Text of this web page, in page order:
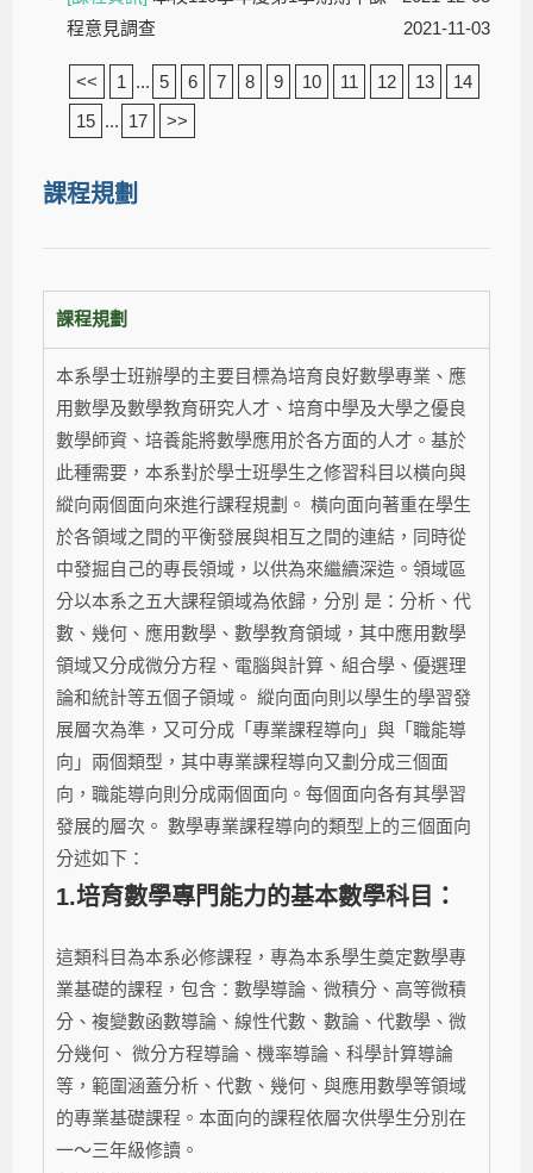
程意見調查
2021-11-03
<< 1 ... 5 6 7 8 9 10 11 12 13
14
15 ... 17 >>
課程規劃
課程規劃
本系學士班辦學的主要目標為培育良好數學專業、應
用數學及數學教育研究人才、培育中學及大學之優良
數學師資、培養能將數學應用於各方面的人才。基於
此種需要，本系對於學士班學生之修習科目以橫向與
縱向兩個面向來進行課程規劃。 橫向面向著重在學生
於各領域之間的平衡發展與相互之間的連結，同時從
中發掘自己的專長領域，以供為來繼續深造。領域區
分以本系之五大課程領域為依歸，分別 是：分析、代
數、幾何、應用數學、數學教育領域，其中應用數學
領域又分成微分方程、電腦與計算、組合學、優選理
論和統計等五個子領域。 縱向面向則以學生的學習發
展層次為準，又可分成「專業課程導向」與「職能導
向」兩個類型，其中專業課程導向又劃分成三個面
向，職能導向則分成兩個面向。每個面向各有其學習
發展的層次。 數學專業課程導向的類型上的三個面向
分述如下：
1.培育數學專門能力的基本數學科目：
這類科目為本系必修課程，專為本系學生奠定數學專
業基礎的課程，包含：數學導論、微積分、高等微積
分、複變數函數導論、線性代數、數論、代數學、微
分幾何、 微分方程導論、機率導論、科學計算導論
等，範圍涵蓋分析、代數、幾何、與應用數學等領域
的專業基礎課程。本面向的課程依層次供學生分別在
一～三年級修讀。